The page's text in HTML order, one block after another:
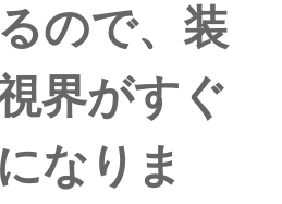
ので、装
界がすぐ
なりま